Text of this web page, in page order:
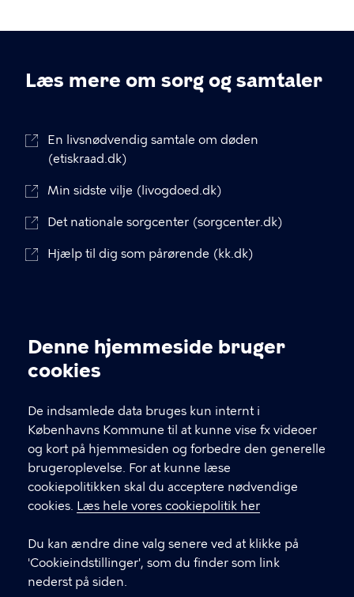
Cookieindstillinger
Denne hjemmeside bruger
cookies
De indsamlede data bruges kun internt i
Københavns Kommune til at kunne vise fx videoer
og kort på hjemmesiden og forbedre den generelle
brugeroplevelse. For at kunne læse
cookiepolitikken skal du acceptere nødvendige
cookies. Læs hele vores cookiepolitik her
Du kan ændre dine valg senere ved at klikke på
'Cookieindstillinger', som du finder som link
nederst på siden.
Læs mere om sorg og samtaler
En livsnødvendig samtale om døden
(etiskraad.dk)
Min sidste vilje (livogdoed.dk)
Det nationale sorgcenter (sorgcenter.dk)
Hjælp til dig som pårørende (kk.dk)
KONTAKT
Kirsebærhaven 20
2500 Valby
2500 Valby
Kontakt os